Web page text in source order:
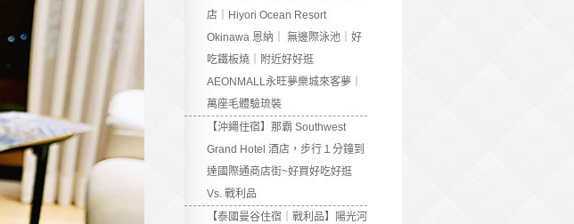
店｜Hiyori Ocean Resort
Okinawa 恩納｜ 無邊際泳池｜好
吃鐵板燒｜附近好好逛
AEONMALL永旺夢樂城來客夢｜
萬座毛體驗琉裝
【沖繩住宿】那霸 Southwest
Grand Hotel 酒店，步行１分鐘到
達國際通商店街~好買好吃好逛
Vs. 戰利品
【泰國曼谷住宿｜戰利品】陽光河